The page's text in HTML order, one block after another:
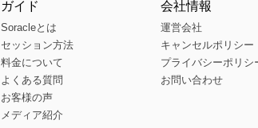
ガイド
Soracleとは
セッション方法
料金について
よくある質問
お客様の声
メディア紹介
会社情報
運営会社
キャンセルポリシー
プライバシーポリシ
お問い合わせ